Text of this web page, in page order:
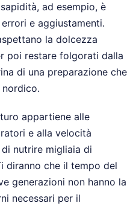
ad esempio, è
e aggiustamenti.
la dolcezza
poi restare folgorati dalla
di una preparazione che
appartiene alle
e alla velocità
nutrire migliaia di
diranno che il tempo del
generazioni non hanno la
necessari per il